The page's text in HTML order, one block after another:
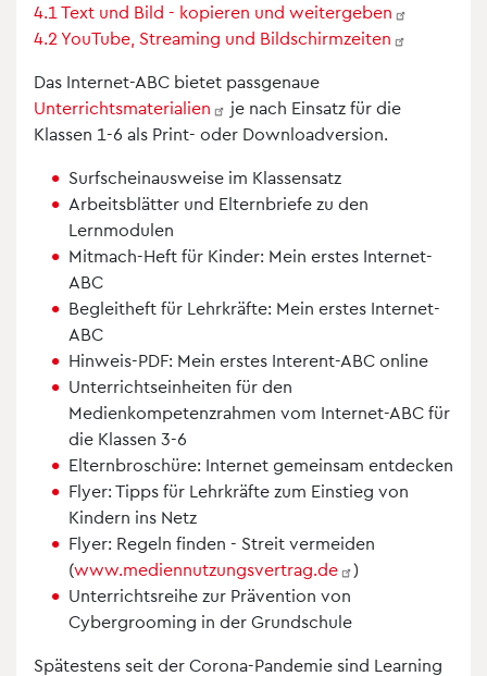
4.1 Text und Bild - kopieren und weitergeben
4.2 YouTube, Streaming und Bildschirmzeiten
Das Internet-ABC bietet passgenaue
Unterrichtsmaterialien
je nach Einsatz für die
Klassen 1-6 als Print- oder Downloadversion.
Surfscheinausweise im Klassensatz
Arbeitsblätter und Elternbriefe zu den
Lernmodulen
Mitmach-Heft für Kinder: Mein erstes Internet-
ABC
Begleitheft für Lehrkräfte: Mein erstes Internet-
ABC
Hinweis-PDF: Mein erstes Interent-ABC online
Unterrichtseinheiten für den
Medienkompetenzrahmen vom Internet-ABC für
die Klassen 3-6
Elternbroschüre: Internet gemeinsam entdecken
Flyer: Tipps für Lehrkräfte zum Einstieg von
Kindern ins Netz
Flyer: Regeln finden - Streit vermeiden
(www.mediennutzungsvertrag.de
)
Unterrichtsreihe zur Prävention von
Cybergrooming in der Grundschule
Spätestens seit der Corona-Pandemie sind Learning